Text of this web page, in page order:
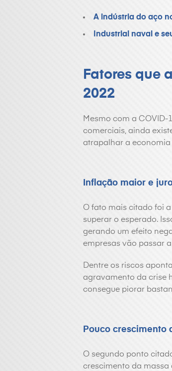
A indústria do aço
Industrial naval e
Fatores que
2022
Mesmo com a
comerciais, ainda
atrapalhar a
Inflação maior e
O fato mais citado foi
superar o esperado.
gerando um efeito
empresas vão passar
Dentre os riscos
agravamento da crise
consegue piorar
Pouco crescimento
O segundo ponto
crescimento da massa